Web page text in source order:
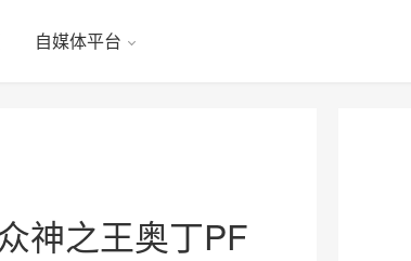
自媒体平台
神之王奥丁PF